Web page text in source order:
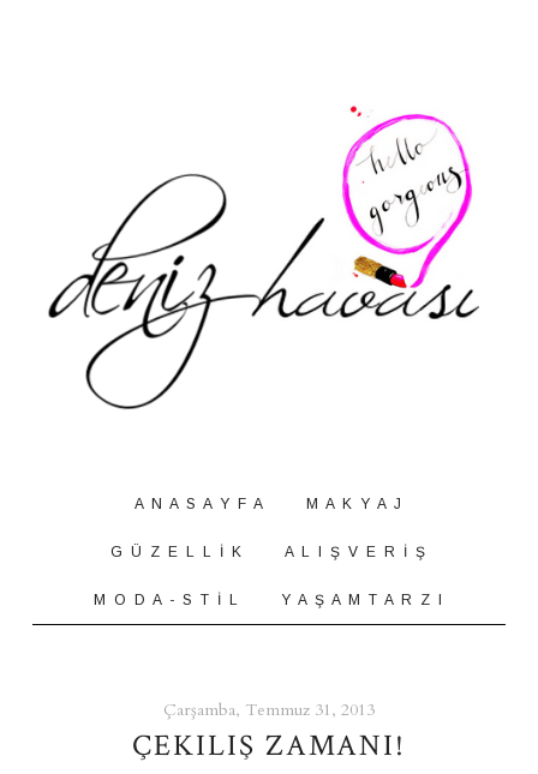
A N A S A Y F A M A K Y A J
G Ü Z E L L İ K A L I Ş V E R İ Ş
M O D A - S T İ L Y A Ş A M T A R Z I
Çarşamba, Temmuz 31, 2013
ÇEKILIŞ ZAMANI!